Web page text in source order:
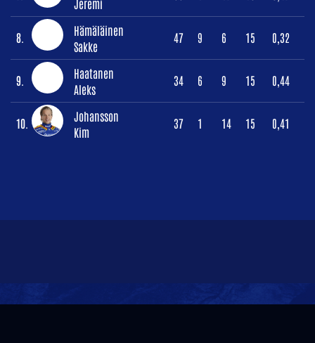
Jeremi
8.
Hämäläinen
Sakke
47 9 6 15 0,32
9.
Haatanen
Aleks
34 6 9 15 0,44
10.
Johansson
Kim
37 1 14 15 0,41